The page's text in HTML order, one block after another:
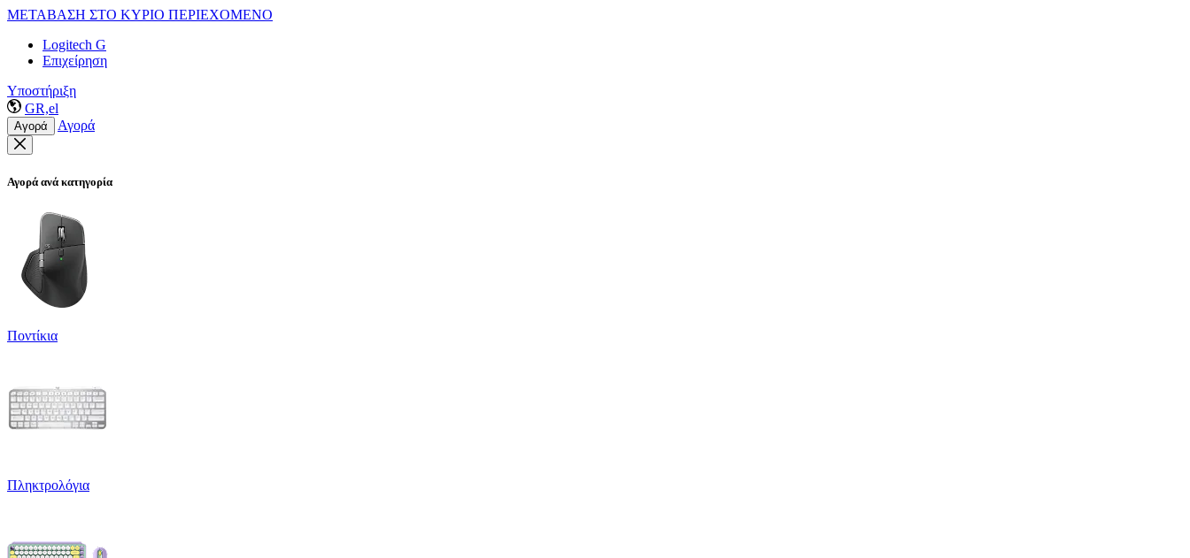
ΜΕΤΑΒΑΣΗ ΣΤΟ ΚΥΡΙΟ ΠΕΡΙΕΧΟΜΕΝΟ
Logitech G
Επιχείρηση
Υποστήριξη
GR,el
Αγορά Αγορά
Αγορά ανά κατηγορία
Ποντίκια
Πληκτρολόγια